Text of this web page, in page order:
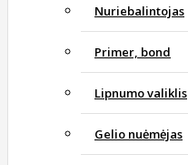
Nuriebalintojas
Primer, bond
Lipnumo valiklis
Gelio nuėmėjas